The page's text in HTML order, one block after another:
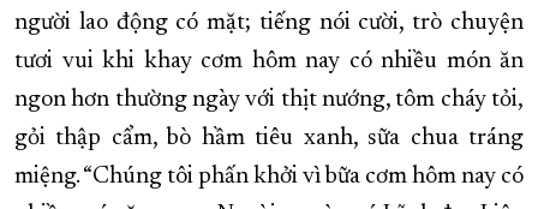
người lao động có mặt; tiếng nói cười, trò chuyện
tươi vui khi khay cơm hôm nay có nhiều món ăn
ngon hơn thường ngày với thịt nướng, tôm cháy tỏi,
gỏi thập cẩm, bò hầm tiêu xanh, sữa chua tráng
miệng. “Chúng tôi phấn khởi vì bữa cơm hôm nay có